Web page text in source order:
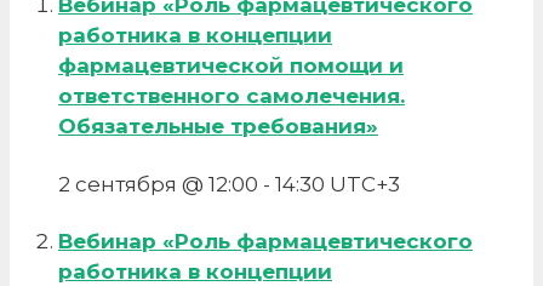
Вебинар «Роль фармацевтического
работника в концепции
фармацевтической помощи и
ответственного самолечения.
Обязательные требования»
2 сентября @ 12:00 - 14:30 UTC+3
Вебинар «Роль фармацевтического
работника в концепции